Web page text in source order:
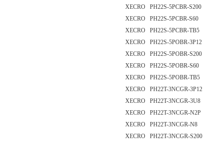
XECRO PH22S-5PCBR-S200
XECRO PH22S-5PCBR-S60
XECRO PH22S-5PCBR-TB5
XECRO PH22S-5POBR-3P12
XECRO PH22S-5POBR-S200
XECRO PH22S-5POBR-S60
XECRO PH22S-5POBR-TB5
XECRO PH22T-3NCGR-3P12
XECRO PH22T-3NCGR-3U8
XECRO PH22T-3NCGR-N2P
XECRO PH22T-3NCGR-N8
XECRO PH22T-3NCGR-S200